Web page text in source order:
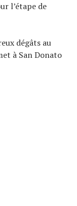
l’étape de
dégâts au
à San Donato